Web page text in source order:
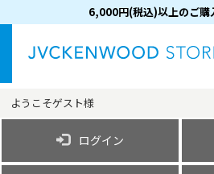
6,000円(税込)以上のご購
ようこそゲスト様
ログイン